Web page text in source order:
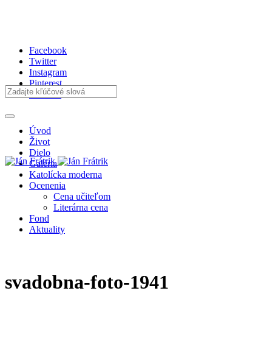
Facebook
Twitter
Instagram
Pinterest
Youtube
Úvod
Život
Dielo
Galéria
Katolícka moderna
Ocenenia
Cena učiteľom
Literárna cena
Fond
Aktuality
svadobna-foto-1941